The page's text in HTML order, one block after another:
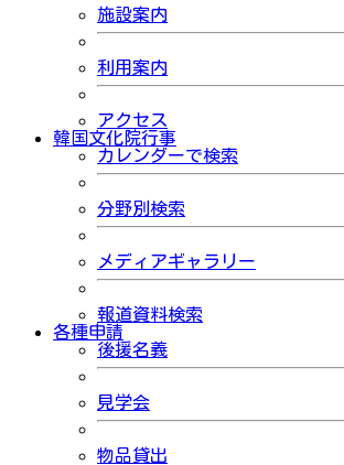
施設案内
利用案内
アクセス
韓国文化院行事
カレンダーで検索
分野別検索
メディアギャラリー
報道資料検索
各種申請
後援名義
見学会
物品貸出